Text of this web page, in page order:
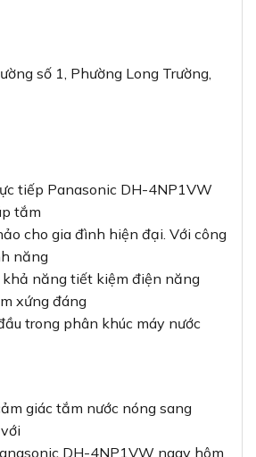
số 1, Phường Long Trường,
tiếp Panasonic DH-4NP1VW
tắm
cho gia đình hiện đại. Với công
năng
năng tiết kiệm điện năng
xứng đáng
trong phân khúc máy nước
giác tắm nước nóng sang
DH-4NP1VW ngay hôm